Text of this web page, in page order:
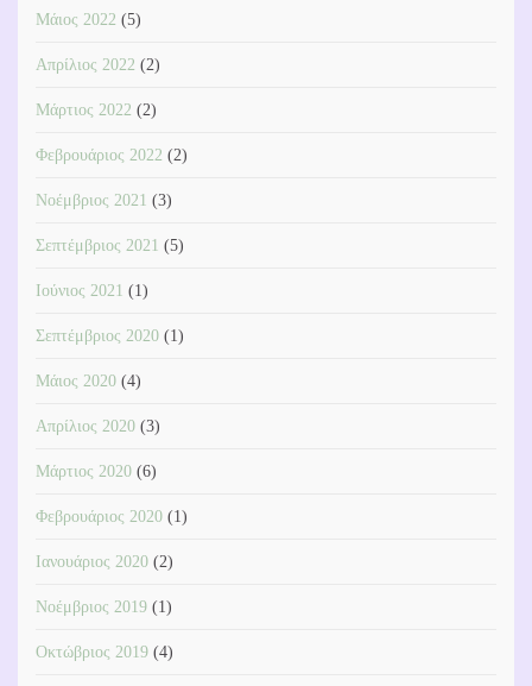
Μάιος 2022 (5)
Απρίλιος 2022 (2)
Μάρτιος 2022 (2)
Φεβρουάριος 2022 (2)
Νοέμβριος 2021 (3)
Σεπτέμβριος 2021 (5)
Ιούνιος 2021 (1)
Σεπτέμβριος 2020 (1)
Μάιος 2020 (4)
Απρίλιος 2020 (3)
Μάρτιος 2020 (6)
Φεβρουάριος 2020 (1)
Ιανουάριος 2020 (2)
Νοέμβριος 2019 (1)
Οκτώβριος 2019 (4)